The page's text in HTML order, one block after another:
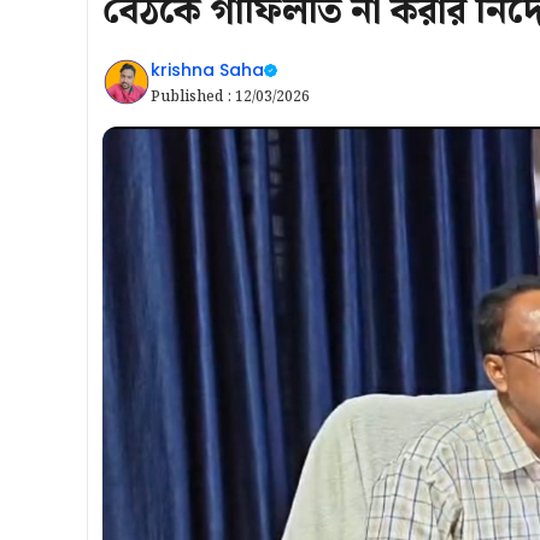
বৈঠকে গাফিলতি না করার
krishna Saha
Published : 12/03/2026